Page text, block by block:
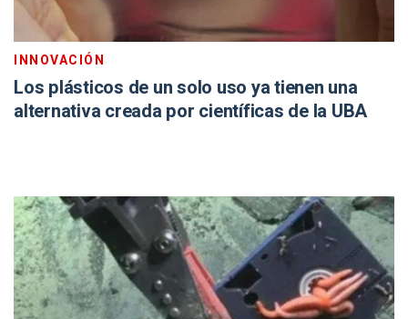
INNOVACIÓN
Los plásticos de un solo uso ya tienen una
alternativa creada por científicas de la UBA